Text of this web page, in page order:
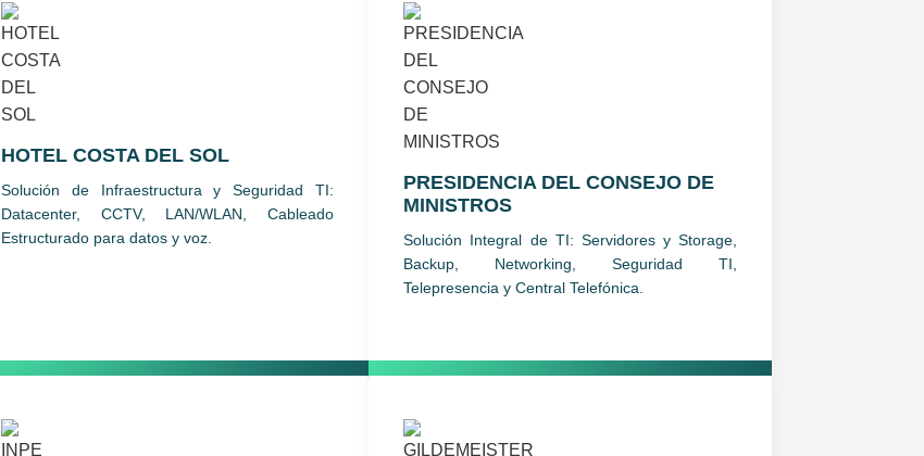
HOTEL COSTA DEL SOL
Solución de Infraestructura y Seguridad TI:
Datacenter, CCTV, LAN/WLAN, Cableado
Estructurado para datos y voz.
PRESIDENCIA DEL CONSEJO DE
MINISTROS
Solución Integral de TI: Servidores y Storage,
Backup, Networking, Seguridad TI,
Telepresencia y Central Telefónica.